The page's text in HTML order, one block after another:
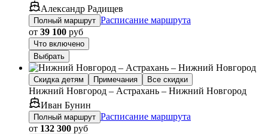
Александр Радищев
Полный маршрут Расписание маршрута
от 39 100 руб
Что включено
Выбрать
Скидка детям Примечания Все скидки
Нижний Новгород – Астрахань – Нижний Новгород
Иван Бунин
Полный маршрут Расписание маршрута
от 132 300 руб